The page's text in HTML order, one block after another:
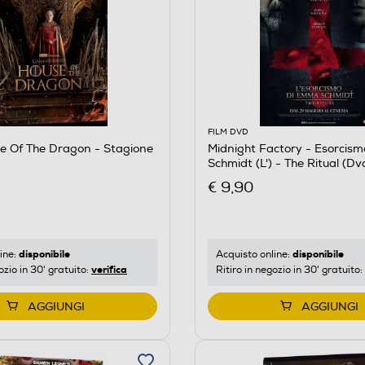
Of The Dragon - Stagione
disponibile
in 30' gratuito: verifica
AGGIUNGI
FILM DVD
Midnight Factory -
Schmidt (L') - The Ritual
€ 9,90
Acquisto online: disponibile
Ritiro in negozio in 30' gratuito:
AGGIUNGI